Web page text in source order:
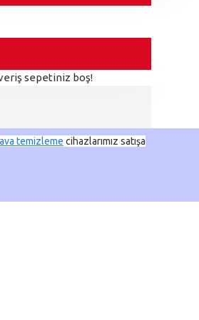
sepetiniz boş!
temizleme cihazlarımız satışa